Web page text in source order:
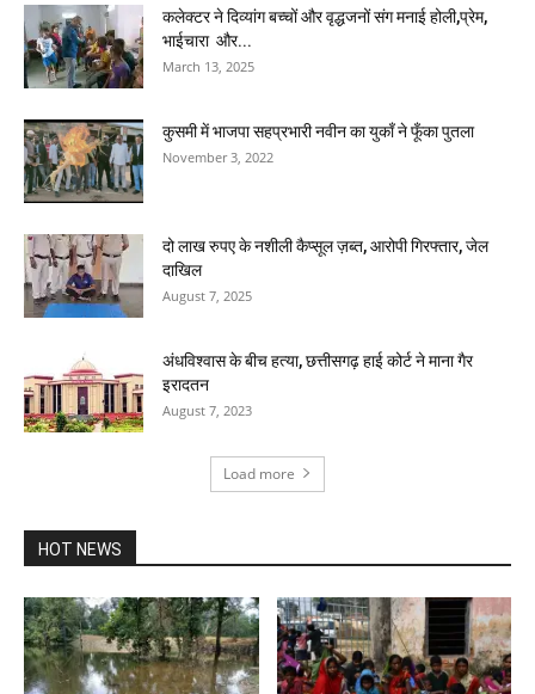
कलेक्टर ने दिव्यांग बच्चों और वृद्धजनों संग मनाई होली,प्रेम,
भाईचारा और...
March 13, 2025
कुसमी में भाजपा सहप्रभारी नवीन का युकाँ ने फूँका पुतला
November 3, 2022
दो लाख रुपए के नशीली कैप्सूल ज़ब्त, आरोपी गिरफ्तार, जेल
दाखिल
August 7, 2025
अंधविश्वास के बीच हत्या, छत्तीसगढ़ हाई कोर्ट ने माना गैर
इरादतन
August 7, 2023
Load more
HOT NEWS